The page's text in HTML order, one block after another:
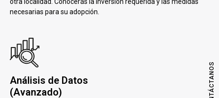
CONTÁCTANOS
necesarias para su adopción.
Análisis de Datos
(Avanzado)